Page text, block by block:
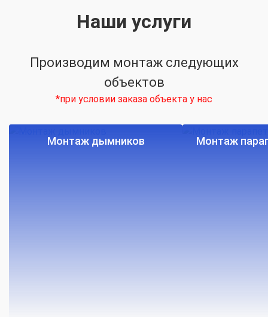
Наши услуги
Производим монтаж следующих
объектов
*при условии заказа объекта у нас
Монтаж дымников Монтаж